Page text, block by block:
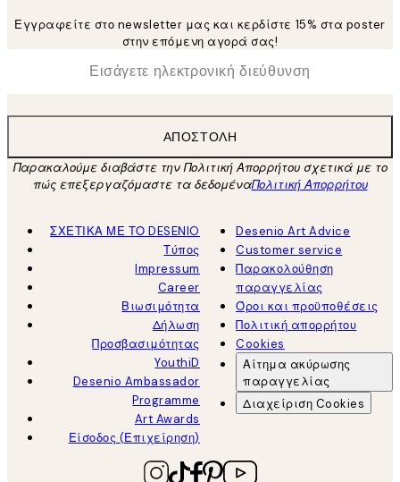
Εγγραφείτε στο newsletter μας και κερδίστε 15% στα poster
στην επόμενη αγορά σας!
Ηλεκτρονική Διεύθυνση
ΑΠΟΣΤΟΛΉ
Παρακαλούμε διαβάστε την Πολιτική Απορρήτου σχετικά με το
πώς επεξεργαζόμαστε τα δεδομέναΠολιτική Απορρήτου
ΣΧΕΤΙΚΑ ΜΕ ΤΟ DESENIO
Τύπος
Impressum
Career
Βιωσιμότητα
Δήλωση
Προσβασιμότητας
YouthiD
Desenio Ambassador
Programme
Art Awards
Είσοδος (Επιχείρηση)
Desenio Art Advice
Customer service
Παρακολούθηση
παραγγελίας
Όροι και προϋποθέσεις
Πολιτική απορρήτου
Cookies
Αίτημα ακύρωσης
παραγγελίας
Διαχείριση Cookies